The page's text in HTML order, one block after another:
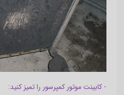
- کابینت موتور کمپرسور را تمیز کنید: